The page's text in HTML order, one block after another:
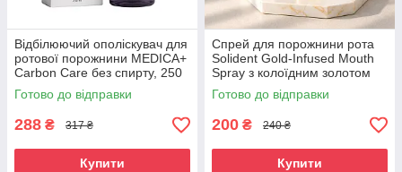
Відбілюючий ополіскувач для
ротової порожнини MEDICA+
Carbon Care без спирту, 250
мл
Готово до відправки
288 ₴ 317 ₴
Купити
Спрей для порожнини рота
Solident Gold-Infused Mouth
Spray з колоїдним золотом
(освіжаючий), 10мл
Готово до відправки
200 ₴ 240 ₴
Купити